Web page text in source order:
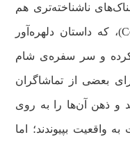
ناشناخته‌تری هم
هستند، مثل «همدوسی» (Coherence)، که داستان دلهره‌آور
کرده و سر سفره‌ی شام
بعضی از تماشاگران
و ذهن آن‌ها را به روی
واقعیت بپیوندند؛‌ اما